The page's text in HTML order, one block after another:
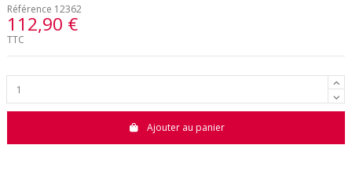
Référence 12362
112,90 €
TTC
Ajouter au panier